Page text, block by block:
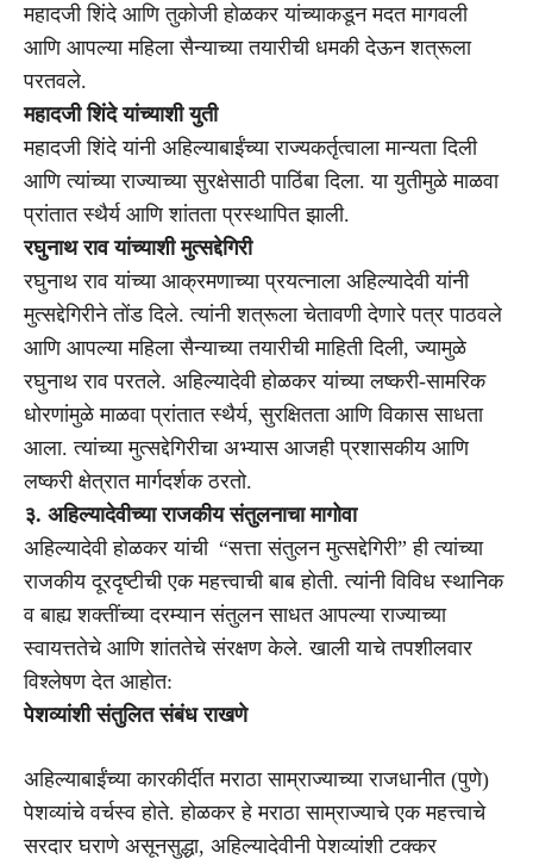
महादजी शिंदे आणि तुकोजी होळकर यांच्याकडून मदत मागवली
आणि आपल्या महिला सैन्याच्या तयारीची धमकी देऊन शत्रूला
परतवले.
महादजी शिंदे यांच्याशी युती
महादजी शिंदे यांनी अहिल्याबाईंच्या राज्यकर्तृत्वाला मान्यता दिली
आणि त्यांच्या राज्याच्या सुरक्षेसाठी पाठिंबा दिला. या युतीमुळे माळवा
प्रांतात स्थैर्य आणि शांतता प्रस्थापित झाली.
रघुनाथ राव यांच्याशी मुत्सद्देगिरी
रघुनाथ राव यांच्या आक्रमणाच्या प्रयत्नाला अहिल्यादेवी यांनी
मुत्सद्देगिरीने तोंड दिले. त्यांनी शत्रूला चेतावणी देणारे पत्र पाठवले
आणि आपल्या महिला सैन्याच्या तयारीची माहिती दिली, ज्यामुळे
रघुनाथ राव परतले. अहिल्यादेवी होळकर यांच्या लष्करी-सामरिक
धोरणांमुळे माळवा प्रांतात स्थैर्य, सुरक्षितता आणि विकास साधता
आला. त्यांच्या मुत्सद्देगिरीचा अभ्यास आजही प्रशासकीय आणि
लष्करी क्षेत्रात मार्गदर्शक ठरतो.
३. अहिल्यादेवीच्या राजकीय संतुलनाचा मागोवा
अहिल्यादेवी होळकर यांची “सत्ता संतुलन मुत्सद्देगिरी” ही त्यांच्या
राजकीय दूरदृष्टीची एक महत्त्वाची बाब होती. त्यांनी विविध स्थानिक
व बाह्य शक्तींच्या दरम्यान संतुलन साधत आपल्या राज्याच्या
स्वायत्ततेचे आणि शांततेचे संरक्षण केले. खाली याचे तपशीलवार
विश्लेषण देत आहोत:
पेशव्यांशी संतुलित संबंध राखणे
अहिल्याबाईंच्या कारकीर्दीत मराठा साम्राज्याच्या राजधानीत (पुणे)
पेशव्यांचे वर्चस्व होते. होळकर हे मराठा साम्राज्याचे एक महत्त्वाचे
सरदार घराणे असूनसुद्धा, अहिल्यादेवीनी पेशव्यांशी टक्कर